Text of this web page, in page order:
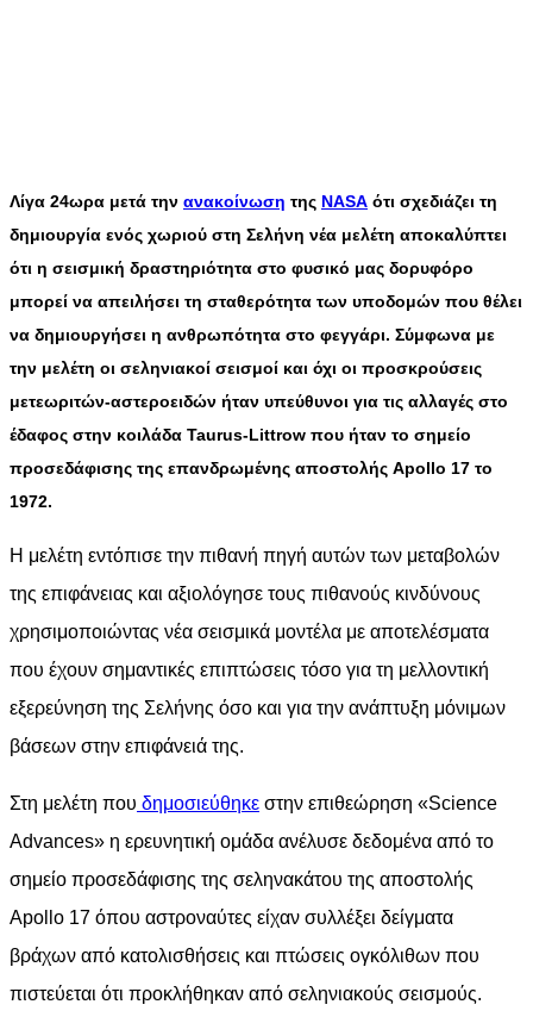
Λίγα 24ωρα μετά την ανακοίνωση της NASA ότι σχεδιάζει τη
δημιουργία ενός χωριού στη Σελήνη νέα μελέτη αποκαλύπτει
ότι η σεισμική δραστηριότητα στο φυσικό μας δορυφόρο
μπορεί να απειλήσει τη σταθερότητα των υποδομών που θέλει
να δημιουργήσει η ανθρωπότητα στο φεγγάρι. Σύμφωνα με
την μελέτη οι σεληνιακοί σεισμοί και όχι οι προσκρούσεις
μετεωριτών-αστεροειδών ήταν υπεύθυνοι για τις αλλαγές στο
έδαφος στην κοιλάδα Taurus-Littrow που ήταν το σημείο
προσεδάφισης της επανδρωμένης αποστολής Apollo 17 το
1972.
Η μελέτη εντόπισε την πιθανή πηγή αυτών των μεταβολών
της επιφάνειας και αξιολόγησε τους πιθανούς κινδύνους
χρησιμοποιώντας νέα σεισμικά μοντέλα με αποτελέσματα
που έχουν σημαντικές επιπτώσεις τόσο για τη μελλοντική
εξερεύνηση της Σελήνης όσο και για την ανάπτυξη μόνιμων
βάσεων στην επιφάνειά της.
Στη μελέτη που δημοσιεύθηκε στην επιθεώρηση «Science
Advances» η ερευνητική ομάδα ανέλυσε δεδομένα από το
σημείο προσεδάφισης της σεληνακάτου της αποστολής
Apollo 17 όπου αστροναύτες είχαν συλλέξει δείγματα
βράχων από κατολισθήσεις και πτώσεις ογκόλιθων που
πιστεύεται ότι προκλήθηκαν από σεληνιακούς σεισμούς.